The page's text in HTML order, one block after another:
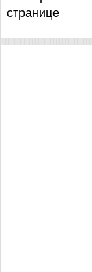
странице